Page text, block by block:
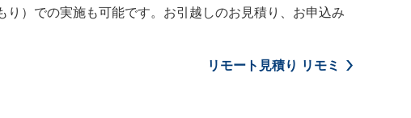
）での実施も可能です。お引越しのお見積り、お申込み
リモート見積り リモミ